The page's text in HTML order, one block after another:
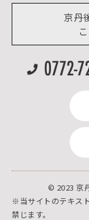
デジタル観光
リアルタイム
よくある質問
京丹
© 2023 京
※当サイトのテキス
禁じます。